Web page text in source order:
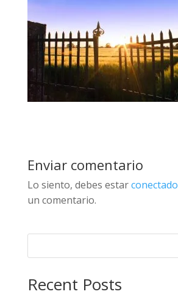
Enviar comentario
Lo siento, debes estarconectado
un comentario.
Recent Posts